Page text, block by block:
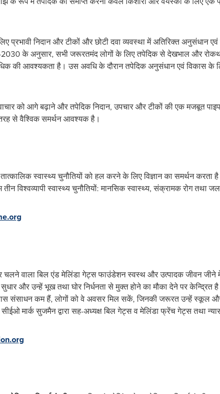
प्रभावी निदान और टीकों और छोटी दवा व्यवस्था में अतिरिक्त अनुसंधान
2030 के अनुसार, सभी जरूरतमंद लोगों के लिए तपेदिक से देखभाल और
की आवश्यकता है। उस अवधि के दौरान तपेदिक अनुसंधान एवं विकास के
को आगे बढ़ाने और तपेदिक निदान, उपचार और टीकों की एक मजबूत
से वैश्विक समर्थन आवश्यक है।
स्वास्थ्य चुनौतियों को हल करने के लिए विज्ञान का समर्थन करता
विश्वव्यापी स्वास्थ्य चुनौतियों: मानसिक स्वास्थ्य, संक्रामक रोग तथा
चलने वाला बिल एंड मेलिंडा गेट्स फाउंडेशन स्‍वस्‍थ और उत्‍पादक जीवन
और उन्‍हें भूख तथा घोर निर्धनता से मुक्‍त होने का मौका देने पर
संसाधन कम हैं, लोगों को वे अवसर म‍िल सकें, जिनकी जरूरत उन्‍हें स्‍कूल
मार्क सुजमैन द्वारा सह-अध्‍यक्ष बिल गेट्स व मेलिंडा फ्रेंच गेट्स तथा